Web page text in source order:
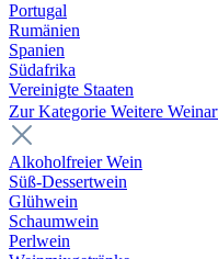
Portugal
Rumänien
Spanien
Südafrika
Vereinigte Staaten
Zur Kategorie Weitere
Alkoholfreier Wein
Süß-Dessertwein
Glühwein
Schaumwein
Perlwein